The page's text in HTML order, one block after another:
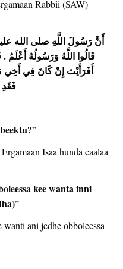
Rabbii (SAW)
أَنَّ رَسُولَ اللَّهِ صلى الله
قَالُوا اللَّهُ وَرَسُولُهُ
أَفَرَأَيْتَ إِنْ كَانَ فِي أَخِي
فَقَدِ
”
Isaa hunda caalaa
kee wanta inni
”
wanti ani jedhe obboleessa